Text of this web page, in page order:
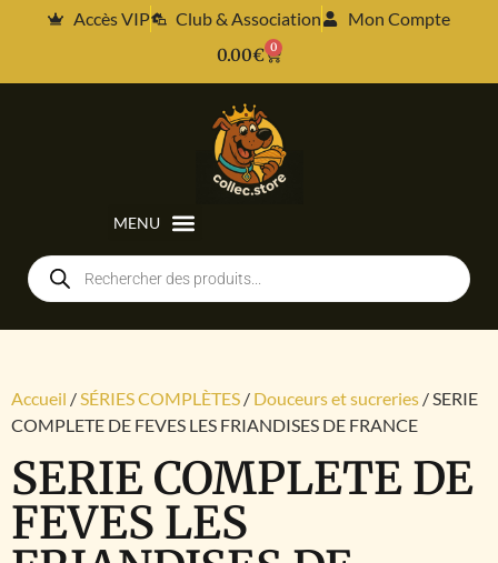
Accès VIP Club & Association
Mon Compte
0.00€ 0
Accueil /SÉRIES COMPLÈTES / Douceurs et sucreries / SERIE
COMPLETE DE FEVES LES FRIANDISES DE FRANCE
SERIE COMPLETE DE
FEVES LES